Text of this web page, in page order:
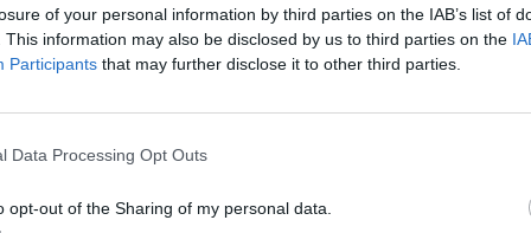
of your personal information by third parties on the IAB’s list of
This information may also be disclosed by us to third parties on the
Participants that may further disclose it to other third parties.
Data Processing Opt Outs
opt-out of the Sharing of my personal data.
στις προτεραιότητες για τις
και ενεργητικές πολιτικές απασχόλησης, ο
η επανακατάρτιση (reskilling) και η
δεξιοτήτων (upskilling) των
Εργασίας και Κοινωνικών Υποθέσεων